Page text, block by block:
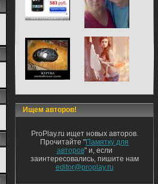
Ищем авторов!
ProPlay.ru ищет новых авторов.
Прочитайте "Памятку для
авторов" и, если
заинтересовались, пишите нам
editor@proplay.ru